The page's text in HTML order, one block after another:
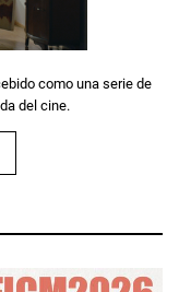
como una serie de
del cine.